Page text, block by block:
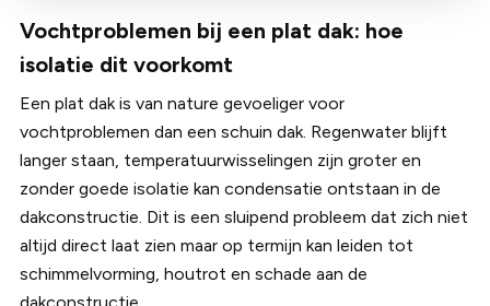
Vochtproblemen bij een plat dak: hoe
isolatie dit voorkomt
Een plat dak is van nature gevoeliger voor
vochtproblemen dan een schuin dak. Regenwater blijft
langer staan, temperatuurwisselingen zijn groter en
zonder goede isolatie kan condensatie ontstaan in de
dakconstructie. Dit is een sluipend probleem dat zich niet
altijd direct laat zien maar op termijn kan leiden tot
schimmelvorming, houtrot en schade aan de